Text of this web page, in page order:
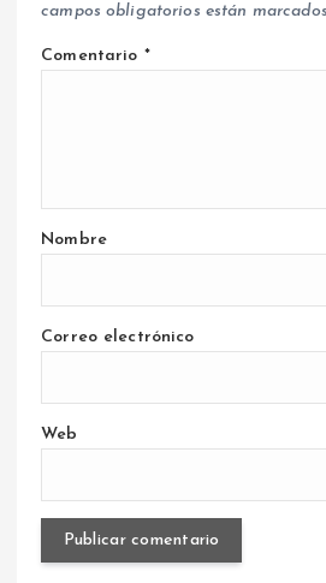
campos obligatorios están
Comentario *
Nombre
Correo electrónico
Web